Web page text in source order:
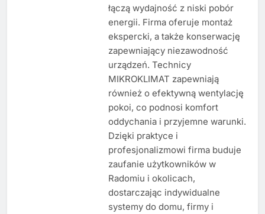
łączą wydajność z niski pobór
energii. Firma oferuje montaż
ekspercki, a także konserwację
zapewniający niezawodność
urządzeń. Technicy
MIKROKLIMAT zapewniają
również o efektywną wentylację
pokoi, co podnosi komfort
oddychania i przyjemne warunki.
Dzięki praktyce i
profesjonalizmowi firma buduje
zaufanie użytkowników w
Radomiu i okolicach,
dostarczając indywidualne
systemy do domu, firmy i